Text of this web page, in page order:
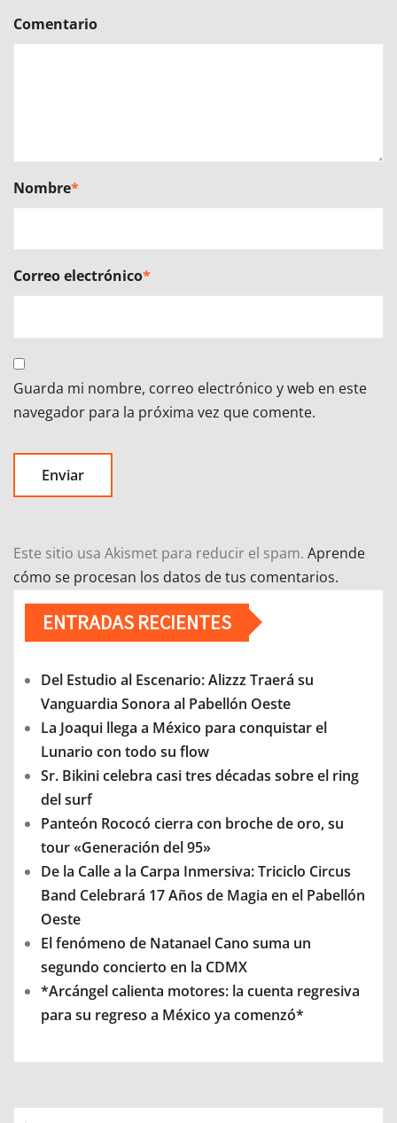
Comentario
Nombre*
Correo electrónico*
Guarda mi nombre, correo electrónico y web en este
navegador para la próxima vez que comente.
Este sitio usa Akismet para reducir el spam. Aprende
cómo se procesan los datos de tus comentarios.
ENTRADAS RECIENTES
Del Estudio al Escenario: Alizzz Traerá su
Vanguardia Sonora al Pabellón Oeste
La Joaqui llega a México para conquistar el
Lunario con todo su flow
Sr. Bikini celebra casi tres décadas sobre el ring
del surf
Panteón Rococó cierra con broche de oro, su
tour «Generación del 95»
De la Calle a la Carpa Inmersiva: Triciclo Circus
Band Celebrará 17 Años de Magia en el Pabellón
Oeste
El fenómeno de Natanael Cano suma un
segundo concierto en la CDMX
*Arcángel calienta motores: la cuenta regresiva
para su regreso a México ya comenzó*